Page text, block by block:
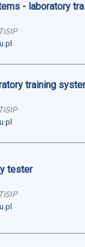
- laboratory
training
tester